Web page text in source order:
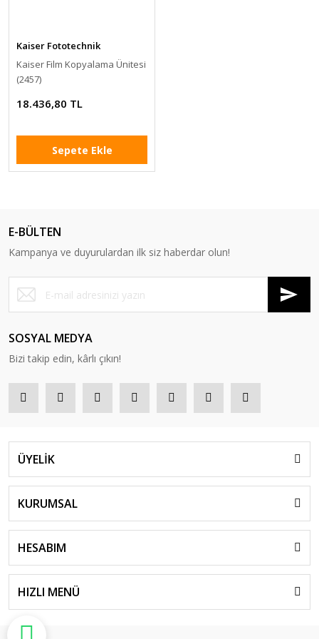
Kaiser Fototechnik
Kaiser Film Kopyalama Ünitesi
(2457)
18.436,80 TL
Sepete Ekle
E-BÜLTEN
Kampanya ve duyurulardan ilk siz haberdar olun!
SOSYAL MEDYA
Bizi takip edin, kârlı çıkın!
ÜYELİK
KURUMSAL
HESABIM
HIZLI MENÜ